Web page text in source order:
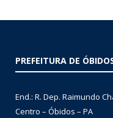
PREFEITURA DE
End.: R. Dep. Raimundo
Centro – Óbidos – PA